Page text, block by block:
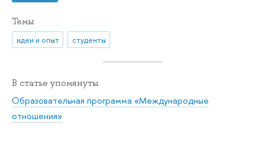
Темы
идеи и опыт студенты
В статье упомянуты
Образовательная программа «Международные
отношения»